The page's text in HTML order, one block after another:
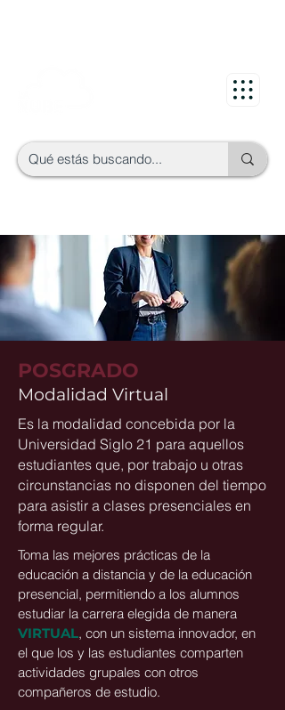
POSGRADO
Modalidad Virtual
Es la modalidad concebida por la
Universidad Siglo 21 para aquellos
estudiantes que, por trabajo u otras
circunstancias no disponen del tiempo
para asistir a clases presenciales en
forma regular.
Toma las mejores prácticas de la
educación a distancia y de la educación
presencial, permitiendo a los alumnos
estudiar la carrera elegida de manera
VIRTUAL, con un sistema innovador, en
el que los y las estudiantes comparten
actividades grupales con otros
compañeros de estudio.